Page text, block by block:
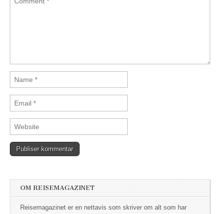
OM REISEMAGAZINET
Reisemagazinet er en nettavis som skriver om alt som har